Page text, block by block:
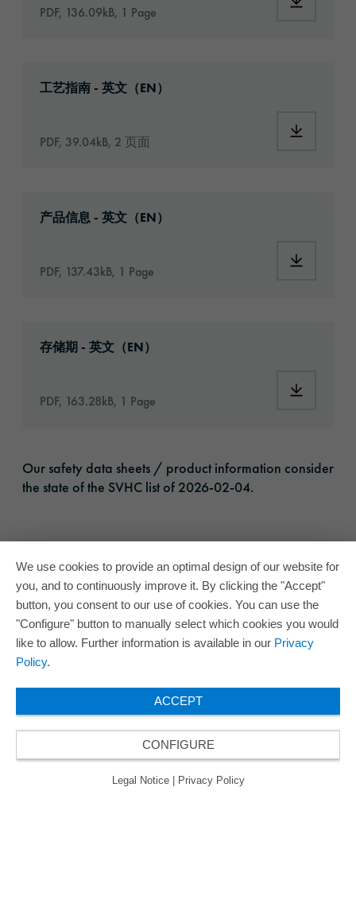
PDF, 136.09kB, 1 Page
工艺指南 - 英文（EN）
PDF, 39.04kB, 2 页面
产品信息 - 英文（EN）
PDF, 137.43kB, 1 Page
存储期 - 英文（EN）
PDF, 163.28kB, 1 Page
Our safety data sheets / product information consider
the state of the SVHC list of 2026-02-04.
We use cookies to provide an optimal design of our website for
you, and to continuously improve it. By clicking the "Accept"
button, you consent to our use of cookies. You can use the
"Configure" button to manually select which cookies you would
like to allow. Further information is available in our Privacy
Policy.
ACCEPT
CONFIGURE
Legal Notice Privacy Policy